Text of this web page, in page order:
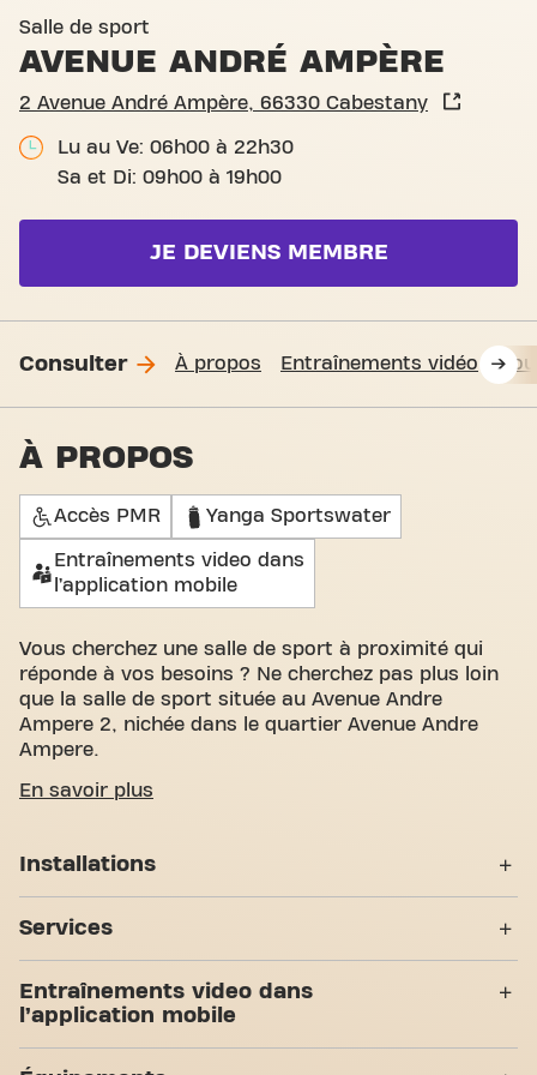
Salle de sport
AVENUE ANDRÉ AMPÈRE
2 Avenue André Ampère, 66330 Cabestany
Lu au Ve: 06h00 à 22h30
Sa et Di: 09h00 à 19h00
JE DEVIENS MEMBRE
Consulter À propos Entraînements vidéo
À PROPOS
Accès PMR Yanga Sportswater
Entraînements video dans
l’application mobile
Vous cherchez une salle de sport à proximité qui
réponde à vos besoins ? Ne cherchez pas plus loin
que la salle de sport située au Avenue Andre
Ampere 2, nichée dans le quartier Avenue Andre
Ampere.
Nous savons à quel point il est important de
d'espace d'entraînement et des entraîneurs
chaque étape. Notre salle de sport offre une grande
variété d'équipements, de séances d'entraînement
vidéo et entraînement personnel. Mais ce qui nous
distingue vraiment, c'est le sens de la communauté
que nous avons créé - un endroit où vous trouverez
Rejoignez-nous dès aujourd'hui et découvrez
En savoir plus
Installations
Douches
Services
Yanga Sportswater
Entraînements video dans
l’application mobile